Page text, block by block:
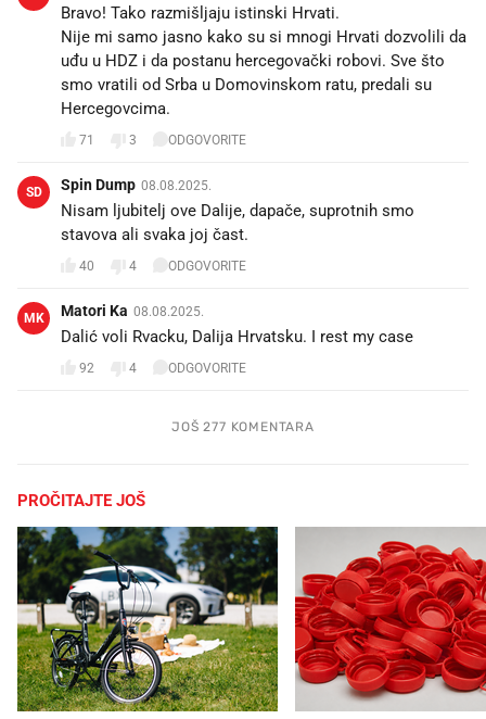
Bravo! Tako razmišljaju istinski Hrvati.
Nije mi samo jasno kako su si mnogi Hrvati dozvolili da
uđu u HDZ i da postanu hercegovački robovi. Sve što
smo vratili od Srba u Domovinskom ratu, predali su
Hercegovcima.
71 3 ODGOVORITE
SD Spin Dump 08.08.2025.
Nisam ljubitelj ove Dalije, dapače, suprotnih smo
stavova ali svaka joj čast.
40 4 ODGOVORITE
MK Matori Ka 08.08.2025.
Dalić voli Rvacku, Dalija Hrvatsku. I rest my case
92 4 ODGOVORITE
JOŠ 277 KOMENTARA
PROČITAJTE JOŠ